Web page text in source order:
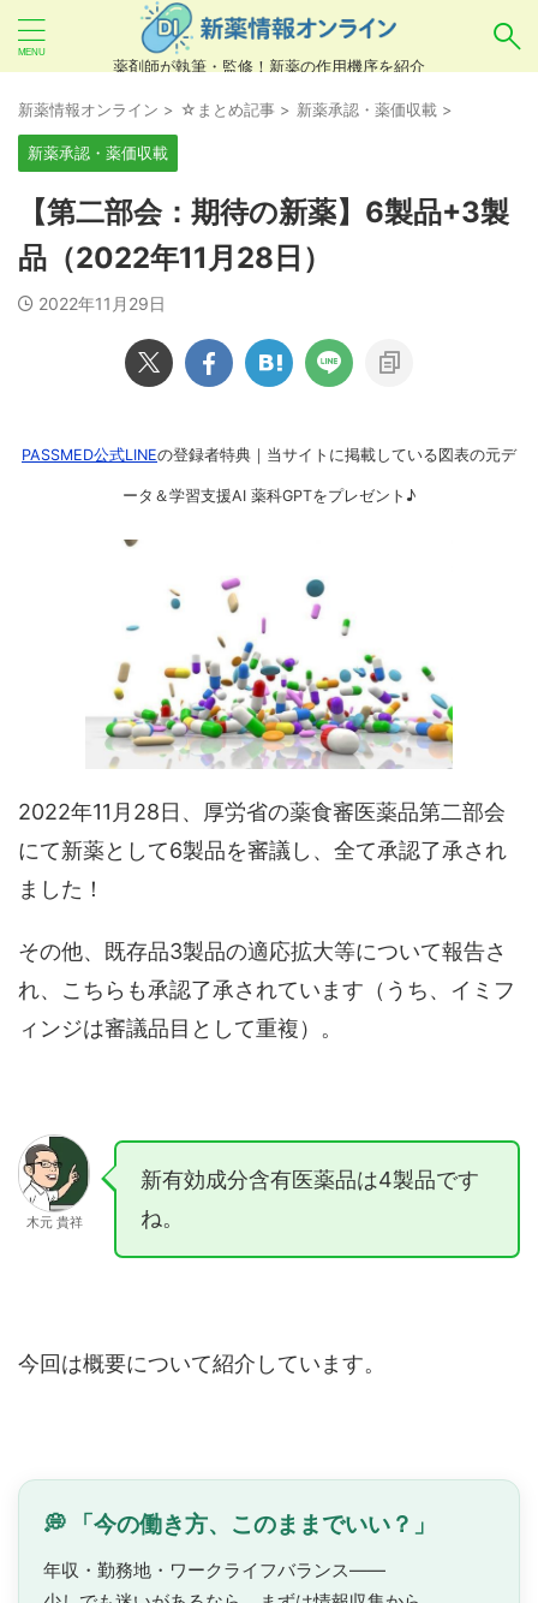
薬剤師が執筆・監修！新薬の作用機序を紹介
あいまい検索（例：ひらがな、誤字）には対応し
ていませんので、製品名・一般名・キーワードな
どをカタカナ でご入力ください。
良い例：テセントリク
悪い例：てせんとりく テセンタリク
新薬情報オンライン > ☆まとめ記事 > 新薬承認・薬価収載 >
新薬承認・薬価収載
【第二部会：期待の新薬】6製品+3製
品（2022年11月28日）
2022年11月29日
PASSMED公式LINEの登録者特典｜当サイトに掲載している図表の元デ
ータ＆学習支援AI 薬科GPTをプレゼント♪
2022年11月28日、厚労省の薬食審医薬品第二部会
にて新薬として6製品を審議し、全て承認了承され
ました！
その他、既存品3製品の適応拡大等について報告さ
れ、こちらも承認了承されています（うち、イミフ
ィンジは審議品目として重複）。
木元 貴祥
新有効成分含有医薬品は4製品です
ね。
今回は概要について紹介しています。
💭 「今の働き方、このままでいい？」
年収・勤務地・ワークライフバランス——